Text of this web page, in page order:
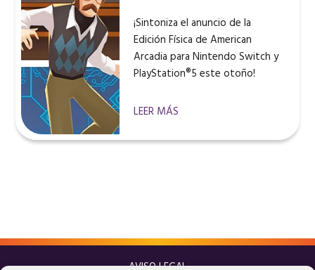
¡Sintoniza el anuncio de la
Edición Física de American
Arcadia para Nintendo Switch y
PlayStation®5 este otoño!
LEER MÁS